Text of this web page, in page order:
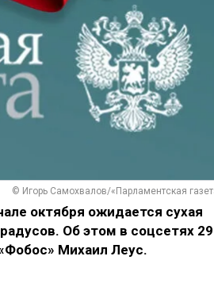
© Игорь Самохвалов/«Парламентская
октября ожидается сухая
Об этом в соцсетях 29
Михаил Леус.